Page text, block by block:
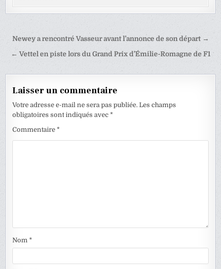
Navigation
de
Newey a rencontré Vasseur avant l’annonce de son départ →
← Vettel en piste lors du Grand Prix d’Émilie-Romagne de F1
Laisser un commentaire
Votre adresse e-mail ne sera pas publiée. Les champs
obligatoires sont indiqués avec*
Commentaire*
Nom*